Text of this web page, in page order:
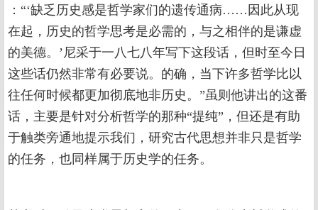
：“‘缺乏历史感是哲学家们的遗传通病……因此从现
在起，历史的哲学思考是必需的，与之相伴的是谦虚
的美德。’尼采于一八七八年写下这段话，但时至今日
这些话仍然非常有必要说。的确，当下许多哲学比以
往任何时候都更加彻底地非历史。”虽则他讲出的这番
话，主要是针对分析哲学的那种“提纯”，但还是有助
于触类旁通地提示我们，研究古代思想并非只是哲学
的任务，也同样属于历史学的任务。